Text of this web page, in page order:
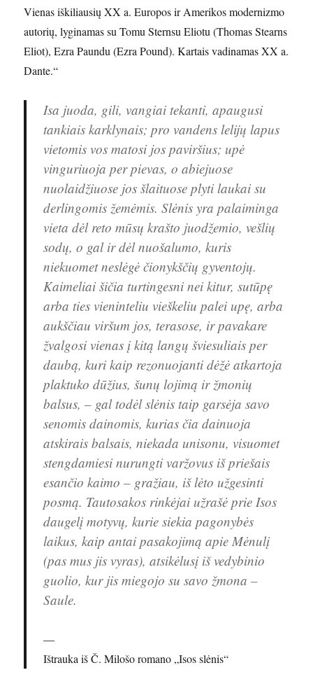
Vienas iškiliausių XX a. Europos ir Amerikos modernizmo
autorių, lyginamas su Tomu Sternsu Eliotu (Thomas Stearns
Eliot), Ezra Paundu (Ezra Pound). Kartais vadinamas XX a.
Dante.“
Isa juoda, gili, vangiai tekanti, apaugusi
tankiais karklynais; pro vandens lelijų lapus
vietomis vos matosi jos paviršius; upė
vinguriuoja per pievas, o abiejuose
nuolaidžiuose jos šlaituose plyti laukai su
derlingomis žemėmis. Slėnis yra palaiminga
vieta dėl reto mūsų krašto juodžemio, vešlių
sodų, o gal ir dėl nuošalumo, kuris
niekuomet neslėgė čionykščių gyventojų.
Kaimeliai šičia turtingesni nei kitur, sutūpę
arba ties vieninteliu vieškeliu palei upę, arba
aukščiau viršum jos, terasose, ir pavakare
žvalgosi vienas į kitą langų šviesuliais per
daubą, kuri kaip rezonuojanti dėžė atkartoja
plaktuko dūžius, šunų lojimą ir žmonių
balsus, – gal todėl slėnis taip garsėja savo
senomis dainomis, kurias čia dainuoja
atskirais balsais, niekada unisonu, visuomet
stengdamiesi nurungti varžovus iš priešais
esančio kaimo – gražiau, iš lėto užgesinti
posmą. Tautosakos rinkėjai užrašė prie Isos
daugelį motyvų, kurie siekia pagonybės
laikus, kaip antai pasakojimą apie Mėnulį
(pas mus jis vyras), atsikėlusį iš vedybinio
guolio, kur jis miegojo su savo žmona –
Saule.
Ištrauka iš Č. Milošo romano „Isos slėnis“